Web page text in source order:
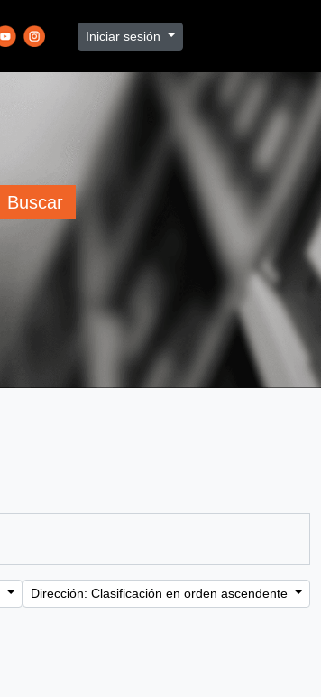
Iniciar sesión
Buscar
Dirección: Clasificación en orden ascendente